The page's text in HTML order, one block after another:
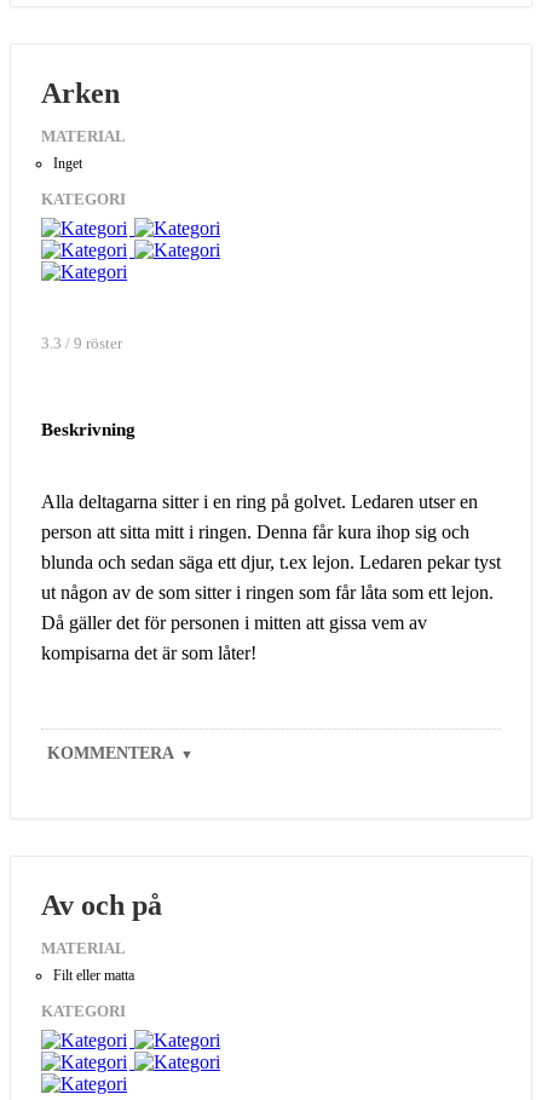
Arken
MATERIAL
Inget
KATEGORI
3.3 / 9 röster
Beskrivning
Alla deltagarna sitter i en ring på golvet. Ledaren utser en
person att sitta mitt i ringen. Denna får kura ihop sig och
blunda och sedan säga ett djur, t.ex lejon. Ledaren pekar tyst
ut någon av de som sitter i ringen som får låta som ett lejon.
Då gäller det för personen i mitten att gissa vem av
kompisarna det är som låter!
KOMMENTERA ▼
Av och på
MATERIAL
Filt eller matta
KATEGORI